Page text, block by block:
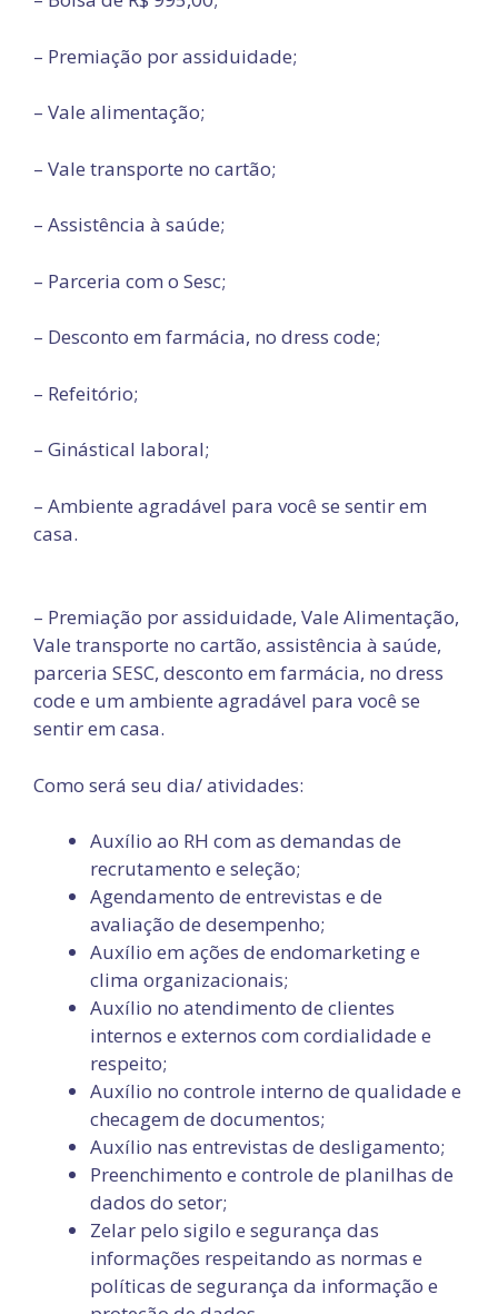
– Premiação por assiduidade;
– Vale alimentação;
– Vale transporte no cartão;
– Assistência à saúde;
– Parceria com o Sesc;
– Desconto em farmácia, no dress code;
– Refeitório;
– Ginástical laboral;
– Ambiente agradável para você se sentir em
casa.
– Premiação por assiduidade, Vale Alimentação,
Vale transporte no cartão, assistência à saúde,
parceria SESC, desconto em farmácia, no dress
code e um ambiente agradável para você se
sentir em casa.
Como será seu dia/ atividades:
Auxílio ao RH com as demandas de
recrutamento e seleção;
Agendamento de entrevistas e de
avaliação de desempenho;
Auxílio em ações de endomarketing e
clima organizacionais;
Auxílio no atendimento de clientes
internos e externos com cordialidade e
respeito;
Auxílio no controle interno de qualidade e
checagem de documentos;
Auxílio nas entrevistas de desligamento;
Preenchimento e controle de planilhas de
dados do setor;
Zelar pelo sigilo e segurança das
informações respeitando as normas e
políticas de segurança da informação e